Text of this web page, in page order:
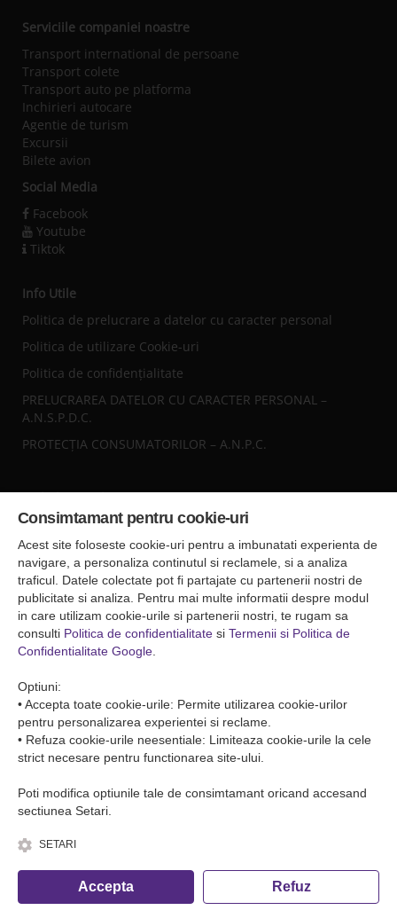
Fa o rezervare telefonica
Serviciile companiei noastre
Transport international de persoane
Transport colete
Transport auto pe platforma
Inchirieri autocare
Agentie de turism
Excursii
Bilete avion
Social Media
Facebook
Youtube
Tiktok
Info Utile
Politica de prelucrare a datelor cu caracter personal
Politica de utilizare Cookie-uri
Politica de confidențialitate
PRELUCRAREA DATELOR CU CARACTER PERSONAL –
A.N.S.P.D.C.
PROTECȚIA CONSUMATORILOR – A.N.P.C.
Sediul central
Falticeni ( Autogara Romfour )
str. Plutonier Ghiniţă nr.8, Fălticeni, judeţul Suceava
0040374557200
Condiții de Transport
Condițiile de transport colete
Condițiile de transport persone
© Copyright 2026 Romfour-Tur S.R.L. J22/2961/2018
Consimtamant pentru cookie-uri
Acest site foloseste cookie-uri pentru a imbunatati experienta de
navigare, a personaliza continutul si reclamele, si a analiza
traficul. Datele colectate pot fi partajate cu partenerii nostri de
publicitate si analiza. Pentru mai multe informatii despre modul
in care utilizam cookie-urile si partenerii nostri, te rugam sa
consulti Politica de confidentialitate si Termenii si Politica de
Confidentialitate Google
Optiuni:
• Accepta toate cookie-urile: Permite utilizarea cookie-urilor
pentru personalizarea experientei si reclame.
• Refuza cookie-urile neesentiale: Limiteaza cookie-urile la cele
strict necesare pentru functionarea site-ului.
Poti modifica optiunile tale de consimtamant oricand accesand
sectiunea Setari.
SETARI
Accepta Refuz